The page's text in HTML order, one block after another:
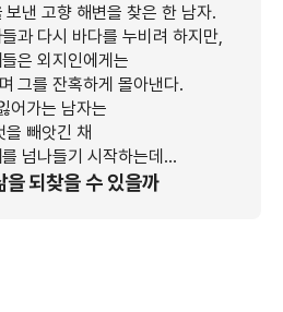
낸 고향 해변을 찾은 한 남자.
과 다시 바다를 누비려 하지만,
은 외지인에게는
그를 잔혹하게 몰아낸다.
어가는 남자는
을 빼앗긴 채
넘나들기 시작하는데...
되찾을 수 있을까